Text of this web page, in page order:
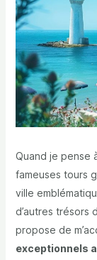
Quand je pense
fameuses tours
ville
d’autres trésors
propose de
exceptionnels